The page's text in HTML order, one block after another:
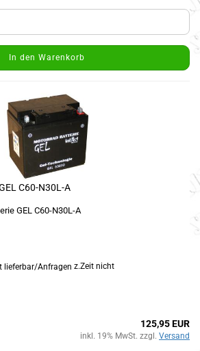
In den Warenkorb
C60-N30L-A
GEL C60-N30L-A
z.Zeit nicht
125,95 EUR
inkl. 19% MwSt. zzgl. Versand